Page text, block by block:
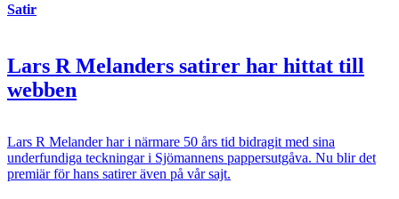
Satir
Lars R Melanders satirer har hittat till
webben
Lars R Melander har i närmare 50 års tid bidragit med sina
underfundiga teckningar i Sjömannens pappersutgåva. Nu blir det
premiär för hans satirer även på vår sajt.